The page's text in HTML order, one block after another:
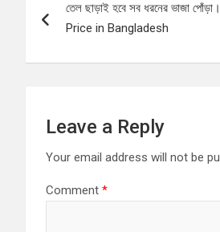
navigation
তেল ছাড়াই হবে সব ধরনের ভাজা
Price in Bangladesh
Leave a Reply
Your email address will not be
Comment *